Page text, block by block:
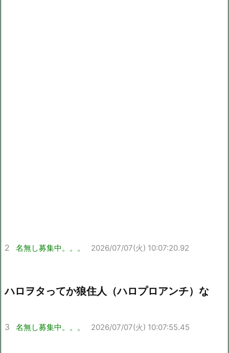
2 名無し募集中。。。 2026/07/07(火) 10:07:20.92
ハロヲタってか狼住人（ハロプロアンチ）な
3 名無し募集中。。。 2026/07/07(火) 10:07:55.45